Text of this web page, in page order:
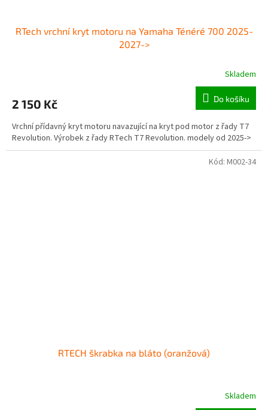
RTech vrchní kryt motoru na Yamaha Ténéré 700 2025-
2027->
Skladem
2 150 Kč Do košíku
Vrchní přídavný kryt motoru navazující na kryt pod motor z řady T7
Revolution. Výrobek z řady RTech T7 Revolution. modely od 2025->
RTECH škrabka na bláto (oranžová)
Skladem
Kód: M002-34